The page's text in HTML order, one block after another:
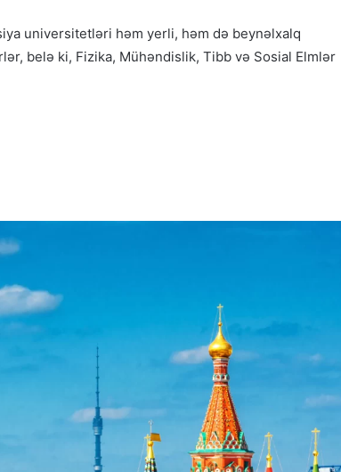
universitetləri həm yerli, həm də beynəlxalq
belə ki, Fizika, Mühəndislik, Tibb və Sosial Elmlər